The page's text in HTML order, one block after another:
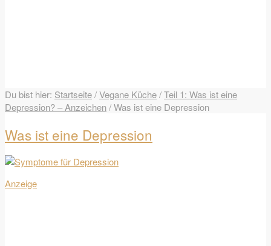
Du bist hier: Startseite/Vegane Küche/Teil 1: Was ist eine
Depression? – Anzeichen/Was ist eine Depression
Was ist eine Depression
Anzeige